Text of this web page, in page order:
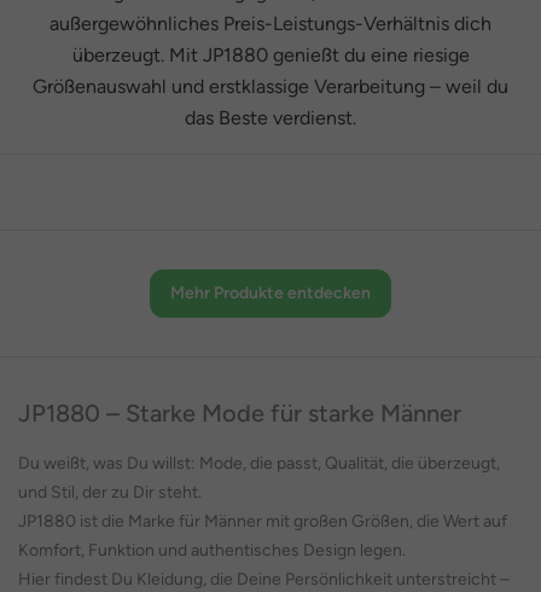
außergewöhnliches Preis-Leistungs-Verhältnis dich
überzeugt. Mit JP1880 genießt du eine riesige
Größenauswahl und erstklassige Verarbeitung – weil du
das Beste verdienst.
Mehr Produkte entdecken
JP1880 – Starke Mode für starke Männer
Du weißt, was Du willst: Mode, die passt, Qualität, die überzeugt,
und Stil, der zu Dir steht.
JP1880 ist die Marke für Männer mit großen Größen, die Wert auf
Komfort, Funktion und authentisches Design legen.
Hier findest Du Kleidung, die Deine Persönlichkeit unterstreicht –